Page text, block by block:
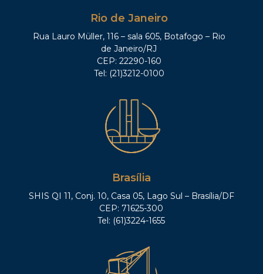
Rio de Janeiro
Rua Lauro Müller, 116 – sala 605, Botafogo – Rio
de Janeiro/RJ
CEP: 22290-160
Tel: (21)3212-0100
Brasília
SHIS QI 11, Conj. 10, Casa 05, Lago Sul – Brasília/DF
CEP: 71625-300
Tel: (61)3224-1655